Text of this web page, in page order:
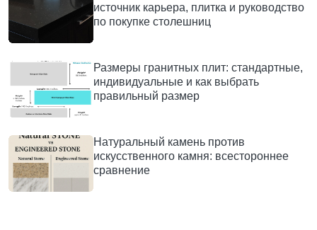
источник карьера, плитка и руководство
по покупке столешниц
Размеры гранитных плит: стандартные,
индивидуальные и как выбрать
правильный размер
Натуральный камень против
искусственного камня: всестороннее
сравнение